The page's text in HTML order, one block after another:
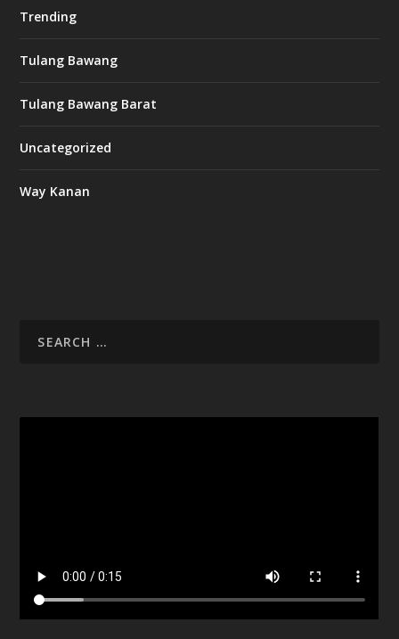
Trending
Tulang Bawang
Tulang Bawang Barat
Uncategorized
Way Kanan